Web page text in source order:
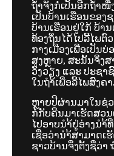
ຖ້ຳຈັງກໍ່ເປັນອີກຖ້ຳ
ເປັນບ້ານເຮືອນຂອງ
ບ້ານເຮືອນຢູ່ໃກ້ ບ້າ
ທ້ອງຖິ່ນໄດ້ໄປລີ້ໄພຕົ
ກາງເມືອງເພື່ອເປັນ
ສູງຫຼາຍ, ສະນັ້ນຈິ່ງສ
ວັງວຽງ ແລະ ປະຊ
ໃນຖຳ້ເພື່ອລີ້ໄພສົງຄ
ຫຼາຍປີຜ່ານມາໃນຊ່
ກໍ່ກັບຄືນມາເຮັດສວ
ໄປອາບນຳ້ຢູ່ອ່າງນຳ້
ເຊື່ອວ່ານຳ້ສາມາດເ
ຊາວບ້ານຈິ່ງຕັ້ງຊື່ວ່າ